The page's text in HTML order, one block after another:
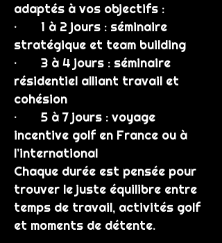
adaptés à vos objectifs :
· 1 à 2 jours : séminaire
stratégique et team building
· 3 à 4 jours : séminaire
résidentiel alliant travail et
cohésion
· 5 à 7 jours : voyage
incentive golf en France ou à
l’international
Chaque durée est pensée pour
trouver le juste équilibre entre
temps de travail, activités golf
et moments de détente.